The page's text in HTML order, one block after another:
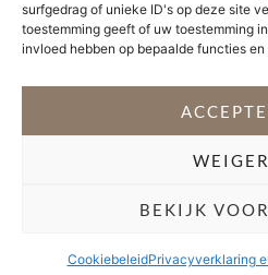
surfgedrag of unieke ID's op deze site
toestemming geeft of uw toestemming
invloed hebben op bepaalde functies
BEKIJK
CookiebeleidPrivacyverklaring
Copyright 2026 Stéfani